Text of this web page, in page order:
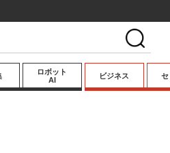
ロボット
AI
ビジネス セ